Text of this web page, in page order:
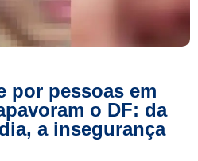
por pessoas em
o DF: da
a insegurança